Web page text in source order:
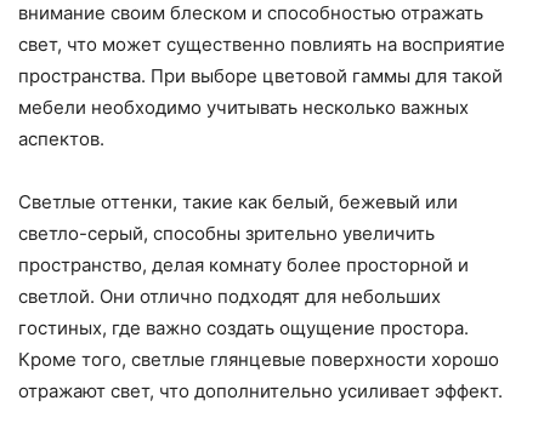
внимание своим блеском и способностью отражать
свет, что может существенно повлиять на восприятие
пространства. При выборе цветовой гаммы для такой
мебели необходимо учитывать несколько важных
аспектов.
Светлые оттенки, такие как белый, бежевый или
светло-серый, способны зрительно увеличить
пространство, делая комнату более просторной и
светлой. Они отлично подходят для небольших
гостиных, где важно создать ощущение простора.
Кроме того, светлые глянцевые поверхности хорошо
отражают свет, что дополнительно усиливает эффект.